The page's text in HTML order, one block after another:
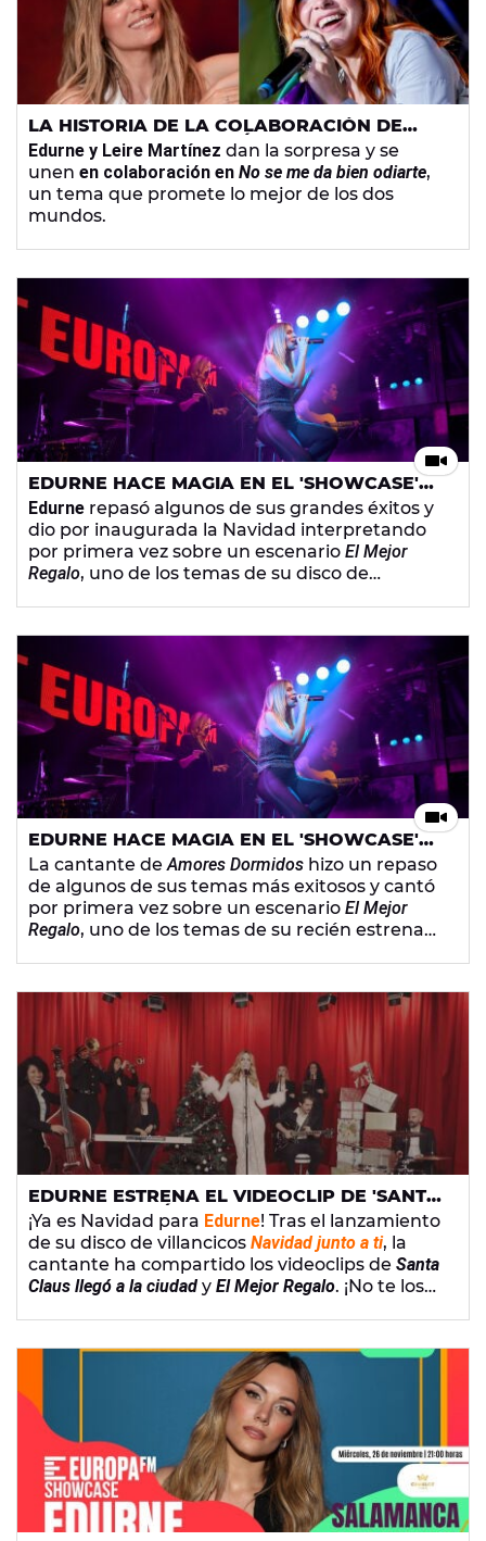
LA HISTORIA DE LA COLABORACIÓN DE
EDURNE Y LEIRE MARTÍNEZ
Edurne y Leire Martínez dan la sorpresa y se
unen en colaboración en No se me da bien odiarte,
un tema que promete lo mejor de los dos
mundos.
EDURNE HACE MAGIA EN EL 'SHOWCASE'
DE SALAMANCA DE EUROPA FM
Edurne repasó algunos de sus grandes éxitos y
dio por inaugurada la Navidad interpretando
por primera vez sobre un escenario El Mejor
Regalo, uno de los temas de su disco de
EDURNE HACE MAGIA EN EL 'SHOWCASE'
DE SALAMANCA DE EUROPA FM
La cantante de Amores Dormidos hizo un repaso
de algunos de sus temas más exitosos y cantó
por primera vez sobre un escenario El Mejor
Regalo, uno de los temas de su recién estrenado
EDURNE ESTRENA EL VIDEOCLIP DE 'SANTA
CLAUS YA ESTÁ EN LA CIUDAD'
¡Ya es Navidad para Edurne! Tras el lanzamiento
de su disco de villancicos Navidad junto a ti, la
cantante ha compartido los videoclips de Santa
Claus llegó a la ciudad y El Mejor Regalo. ¡No te los